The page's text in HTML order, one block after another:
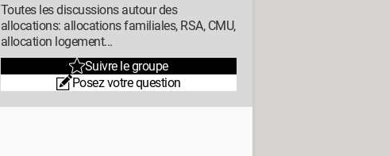
Toutes les discussions autour des
allocations: allocations familiales, RSA, CMU,
allocation logement...
Suivre le groupe
Posez votre question